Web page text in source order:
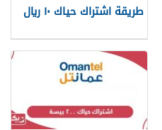
طريقة اشتراك حياك ١٠ ريال